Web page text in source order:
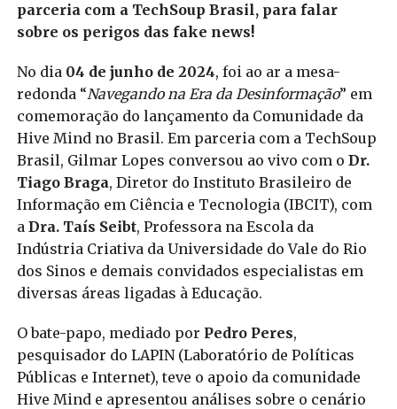
parceria com a TechSoup Brasil, para falar
sobre os perigos das fake news!
No dia 04 de junho de 2024, foi ao ar a mesa-
redonda “Navegando na Era da Desinformação” em
comemoração do lançamento da Comunidade da
Hive Mind no Brasil. Em parceria com a TechSoup
Brasil, Gilmar Lopes conversou ao vivo com o Dr.
Tiago Braga, Diretor do Instituto Brasileiro de
Informação em Ciência e Tecnologia (IBCIT), com
a Dra. Taís Seibt, Professora na Escola da
Indústria Criativa da Universidade do Vale do Rio
dos Sinos e demais convidados especialistas em
diversas áreas ligadas à Educação.
O bate-papo, mediado por Pedro Peres,
pesquisador do LAPIN (Laboratório de Políticas
Públicas e Internet), teve o apoio da comunidade
Hive Mind e apresentou análises sobre o cenário